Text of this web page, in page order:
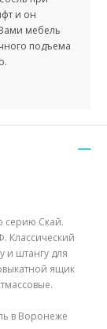
и он
мебель
подъема
серию Скай.
Классический
и штангу для
ящик
в Воронеже